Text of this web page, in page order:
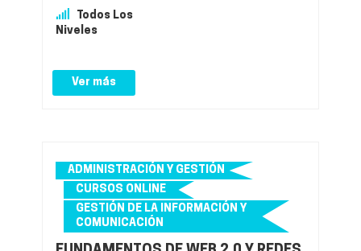
Todos Los
Niveles
Ver más
ADMINISTRACIÓN Y GESTIÓN
CURSOS ONLINE
GESTIÓN DE LA INFORMACIÓN Y
COMUNICACIÓN